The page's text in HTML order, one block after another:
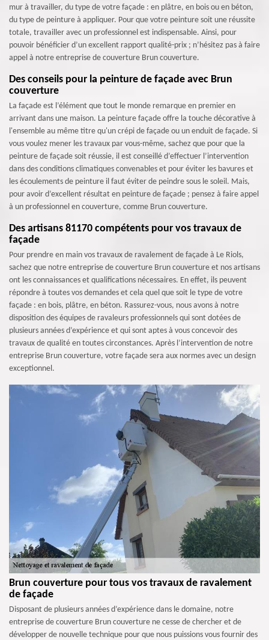
mur à travailler, du type de votre façade : en plâtre, en bois ou en béton,
du type de peinture à appliquer. Pour que votre peinture soit une réussite
totale, travailler avec un professionnel est indispensable. Ainsi, pour
pouvoir bénéficier d’un excellent rapport qualité-prix ; n’hésitez pas à faire
appel à notre entreprise de couverture Brun couverture.
Des conseils pour la peinture de façade avec Brun
couverture
La façade est l’élément que tout le monde remarque en premier en
arrivant dans une maison. La peinture façade offre la touche décorative à
l'ensemble au même titre qu'un crépi de façade ou un enduit de façade. Si
vous voulez mener les travaux par vous-même, sachez que pour que la
peinture de façade soit réussie, il est conseillé d’effectuer l’intervention
dans des conditions climatiques convenables et pour éviter les bavures et
les écoulements de peinture il faut éviter de peindre sous le soleil. Mais,
pour avoir d’excellent résultat en peinture de façade ; pensez à faire appel
à un professionnel en couverture, comme Brun couverture.
Des artisans 81170 compétents pour vos travaux de
façade
Pour prendre en main vos travaux de ravalement de façade à Le Riols,
sachez que notre entreprise de couverture Brun couverture et nos artisans
ont les connaissances et qualifications nécessaires. En effet, ils peuvent
répondre à toutes vos demandes et cela quel que soit le type de votre
façade : en bois, plâtre, en béton. Rassurez-vous, nous avons à notre
disposition des équipes de ravaleurs professionnels qui sont dotées de
plusieurs années d’expérience et qui sont aptes à vous concevoir des
travaux de qualité en toutes circonstances. Après l’intervention de notre
entreprise Brun couverture, votre façade sera aux normes avec un design
exceptionnel.
Brun couverture pour tous vos travaux de ravalement
de façade
Disposant de plusieurs années d’expérience dans le domaine, notre
entreprise de couverture Brun couverture ne cesse de chercher et de
développer de nouvelle technique pour que nous puissions vous fournir des